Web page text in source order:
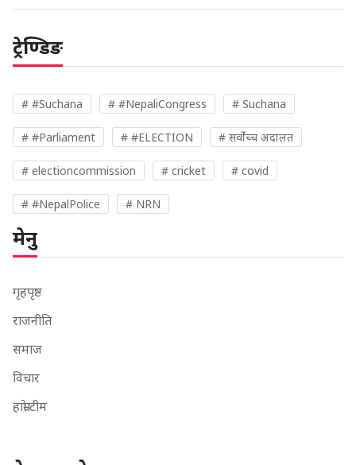
ट्रेण्डिङ
# #Suchana # #NepaliCongress # Suchana
# #Parliament # #ELECTION # सर्वोच्च अदालत
# electioncommission # cricket # covid
# #NepalPolice # NRN
मेनु
गृहपृष्ठ
राजनीति
समाज
विचार
हाम्रो टीम